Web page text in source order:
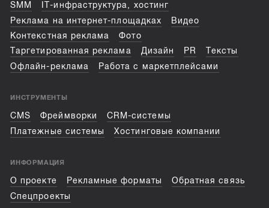
SMM
IT-инфраструктура, хостинг
Реклама на интернет-площадках
Видео
Контекстная реклама
Фото
Таргетированная реклама
Дизайн PR
Тексты
Офлайн-реклама
Работа с маркетплейсами
ИНСТРУМЕНТЫ
CMS Фреймворки
CRM-системы
Платежные системы
Хостинговые компании
ИНФОРМАЦИЯ
О проекте Рекламные форматы
Обратная связь
Спецпроекты